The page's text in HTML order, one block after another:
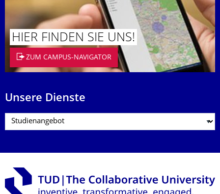
HIER FINDEN SIE UNS!
ZUM CAMPUS-NAVIGATOR
Unsere Dienste